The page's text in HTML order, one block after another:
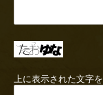
上に表示された文字